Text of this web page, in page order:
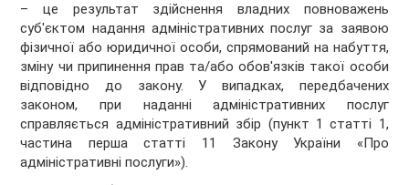
– це результат здійснення владних повноважень
суб'єктом надання адміністративних послуг за заявою
фізичної або юридичної особи, спрямований на набуття,
зміну чи припинення прав та/або обов'язків такої особи
відповідно до закону. У випадках, передбачених
законом, при наданні адміністративних послуг
справляється адміністративний збір (пункт 1 статті 1,
частина перша статті 11 Закону України «Про
адміністративні послуги»).